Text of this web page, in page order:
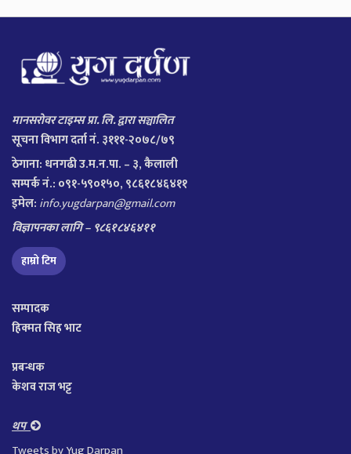
मानसरोवर टाइम्स प्रा. लि. द्वारा सञ्चालित
सूचना विभाग दर्ता नं. ३१११-२०७८/७९
ठेगाना: धनगढी उ.म.न.पा. – ३, कैलाली
सम्पर्क नं.: ०९१-५९०१५०, ९८६१८४६४११
इमेल: info.yugdarpan@gmail.com
विज्ञापनका लागि – ९८६१८४६४११
हाम्रो टिम
सम्पादक
हिक्मत सिह भाट
प्रबन्धक
केशव राज भट्ट
थप